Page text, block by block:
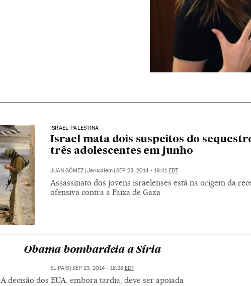
ISRAEL-PALESTINA
Israel mata dois suspeitos do
três adolescentes em junho
JUAN GÓMEZ | Jerusalém | SEP 23, 2014 - 19:41EDT
Assassinato dos jovens israelenses está na origem da
ofensiva contra a Faixa de Gaza
Obama bombardeia a Síria
EL PAÍS SEP 23, 2014 - 18:28 EDT
A decisão dos EUA, embora tardia, deve ser apoiada